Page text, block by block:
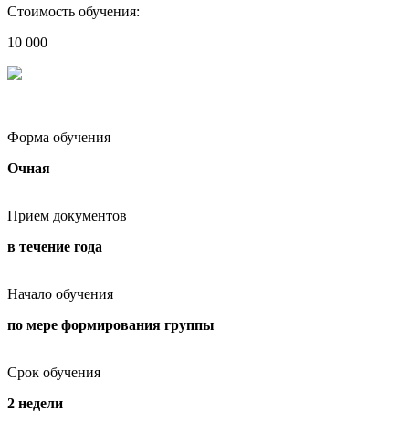
Стоимость обучения:
10 000
Форма обучения
Очная
Прием документов
в течение года
Начало обучения
по мере формирования группы
Срок обучения
2 недели